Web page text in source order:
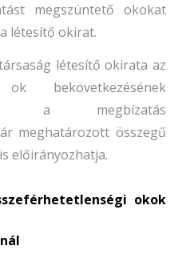
megszüntető okokat
létesítő okirat.
létesítő okirata az
ok bekövetkezésének
a megbízatás
meghatározott összegű
előirányozhatja.
okok